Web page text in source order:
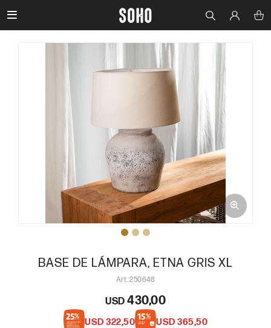

BASE DE LÁMPARA, ETNA GRIS XL
250648
USD 430,00
USD 322,50 USD 365,50